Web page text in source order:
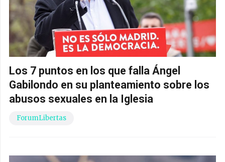
Los 7 puntos en los que falla Ángel
Gabilondo en su planteamiento sobre los
abusos sexuales en la Iglesia
ForumLibertas